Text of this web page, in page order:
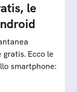
le
Ecco le
smartphone: